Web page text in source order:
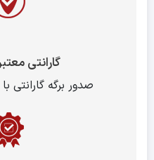
گارانتی
صدور برگه